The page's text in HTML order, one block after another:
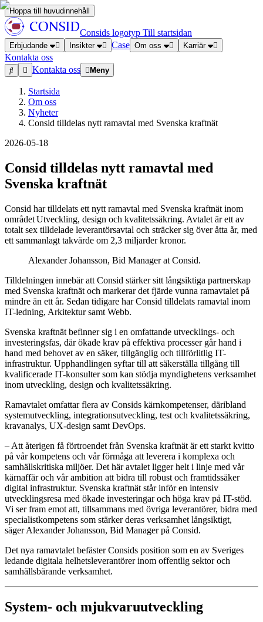
Hoppa till huvudinnehåll
Consids logotyp Till startsidan
Erbjudande Insikter Case Om oss Karriär
Kontakta oss
Kontakta oss
Meny
Startsida
Om oss
Nyheter
Consid tilldelas nytt ramavtal med Svenska kraftnät
2026-05-18
Consid tilldelas nytt ramavtal med
Svenska kraftnät
Consid har tilldelats ett nytt ramavtal med Svenska kraftnät inom
området Utveckling, design och kvalitetssäkring. Avtalet är ett av
totalt sex tilldelade leverantörsavtal och sträcker sig över åtta år, med
ett sammanlagt takvärde om 2,3 miljarder kronor.
Alexander Johansson, Bid Manager at Consid.
Tilldelningen innebär att Consid stärker sitt långsiktiga partnerskap
med Svenska kraftnät och markerar det fjärde vunna ramavtalet på
mindre än ett år. Sedan tidigare har Consid tilldelats ramavtal inom
IT-ledning, Arkitektur samt Webb.
Svenska kraftnät befinner sig i en omfattande utvecklings- och
investeringsfas, där ökade krav på effektiva processer går hand i
hand med behovet av en säker, tillgänglig och tillförlitlig IT-
infrastruktur. Upphandlingen syftar till att säkerställa tillgång till
kvalificerade IT-konsulter som kan stödja myndighetens verksamhet
inom utveckling, design och kvalitetssäkring.
Ramavtalet omfattar flera av Consids kärnkompetenser, däribland
systemutveckling, integrationsutveckling, test och kvalitetssäkring,
kravanalys, UX-design samt DevOps.
– Att återigen få förtroendet från Svenska kraftnät är ett starkt kvitto
på vår kompetens och vår förmåga att leverera i komplexa och
samhällskritiska miljöer. Det här avtalet ligger helt i linje med vår
kärnaffär och vår ambition att bidra till robust och framtidssäker
digital infrastruktur. Svenska kraftnät står inför en intensiv
utvecklingsresa med ökade investeringar och höga krav på IT-stöd.
Vi ser fram emot att, tillsammans med övriga leverantörer, bidra med
specialistkompetens som stärker deras verksamhet långsiktigt,
säger Alexander Johansson, Bid Manager på Consid.
Det nya ramavtalet befäster Consids position som en av Sveriges
ledande digitala helhetsleverantörer inom offentlig sektor och
samhällsbärande verksamhet.
System- och mjukvaruutveckling